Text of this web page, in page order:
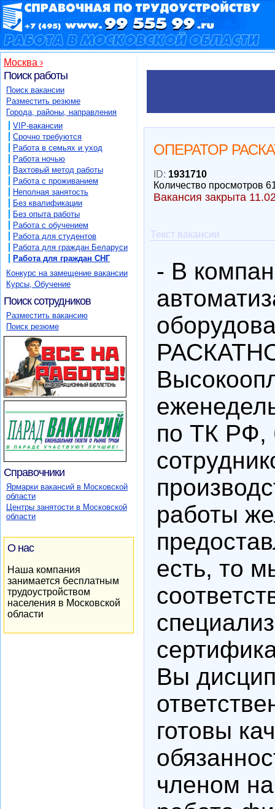
Москва ›
Поиск работы
Поиск вакансии
Разместить резюме
Города, районы, направления
VIP-вакансии
Срочно требуются
Работа в семьях и уход
Работа ночью
Вахтовый метод работы
Работа с проживанием
Неполная занятость
Без квалификации
Без опыта работы
Работа с обучением
Работа для студентов
Работа для граждан Беларуси
Работа для граждан СНГ
Конкурс на замещение вакансии
Курсы, Обучение
Поиск сотрудников
Разместить вакансию
Поиск резюме
Справочники
Ярмарки вакансий в Московской
области
Центры занятости в Московской
области
О нас
Наша компания
занимается бесплатным
трудоустройством
населения в Московской
области
ОПЕРАТОР
ID: 1931710
Количество просмотров
Вакансия закрыта
Текст вакансии
- В
по ТК РФ,
работы
есть, то
Вы
готовы
членом